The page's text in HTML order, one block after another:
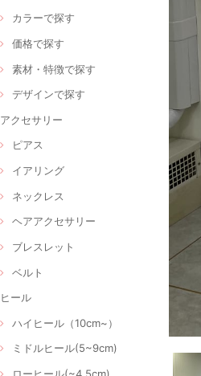
カラーで探す
価格で探す
素材・特徴で探す
デザインで探す
アクセサリー
ピアス
イアリング
ネックレス
ヘアアクセサリー
ブレスレット
ベルト
ヒール
ハイヒール（10cm~）
ミドルヒール(5~9cm)